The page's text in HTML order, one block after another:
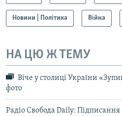
Новини | Політика Війна
НА ЦЮ Ж ТЕМУ
Віче у столиці України
фото
Радіо Свобода Daily: